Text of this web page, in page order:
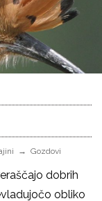
Gozdovi
dobrih
obliko